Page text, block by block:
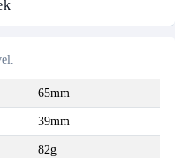
65mm
39mm
82g